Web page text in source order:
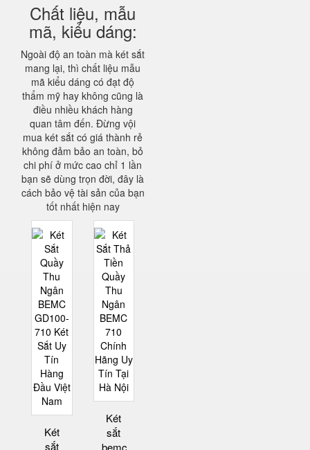
Chất liệu, mẫu
mã, kiểu dáng:
Ngoài độ an toàn mà két sắt
mang lại, thì chất liệu mẫu
mã kiểu dáng có đạt độ
thẩm mỹ hay không cũng là
điều nhiều khách hàng
quan tâm đến. Đừng vội
mua két sắt có giá thành rẻ
không đảm bảo an toàn, bỏ
chi phí ở mức cao chỉ 1 lần
bạn sẽ dùng trọn đời, đây là
cách bảo vệ tài sản của bạn
tốt nhất hiện nay
Két
sắt
Két
sắt
bemc